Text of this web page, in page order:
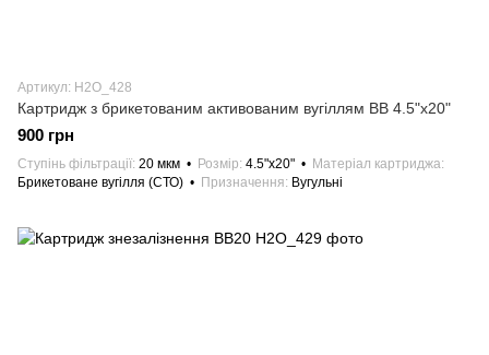
Артикул: H2О_428
Картридж з брикетованим активованим вугіллям ВВ 4.5"х20"
900 грн
Ступінь фільтрації 20 мкм Розмір 4.5"х20"
Матеріал картриджа
Брикетоване вугілля (СТО)
Призначення Вугульні